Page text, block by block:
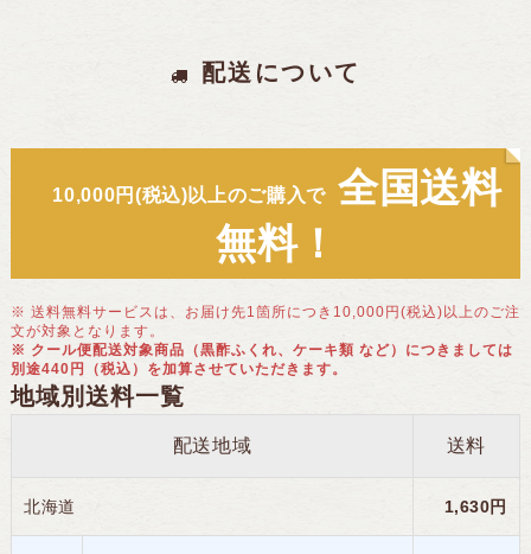
配送について
10,000円(税込)以上のご購入で 全国送料
無料！
※ 送料無料サービスは、お届け先1箇所につき10,000円(税込)以上のご注
文が対象となります。
※ クール便配送対象商品（黒酢ふくれ、ケーキ類 など）につきましては
別途440円（税込）を加算させていただきます。
地域別送料一覧
配送地域 送料
北海道 1,630円